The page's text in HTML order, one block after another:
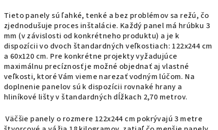
Tieto panely sú ľahké, tenké a bez problémov sa režú, čo
zjednodušuje proces inštalácie. Každý panel má hrúbku 3
mm (v závislosti od konkrétneho produktu) a je k
dispozícii vo dvoch štandardných veľkostiach: 122x244 cm
a 60x120 cm. Pre konkrétne projekty vyžadujúce
maximálnu precíznosť je možné objednať aj vlastné
veľkosti, ktoré Vám vieme narezať vodným lúčom. Na
doplnenie panelov sú k dispozícii rovnaké hrany a
hliníkové lišty v štandardných dĺžkach 2,70 metrov.
Väčšie panely o rozmere 122x244 cm pokrývajú 3 metre